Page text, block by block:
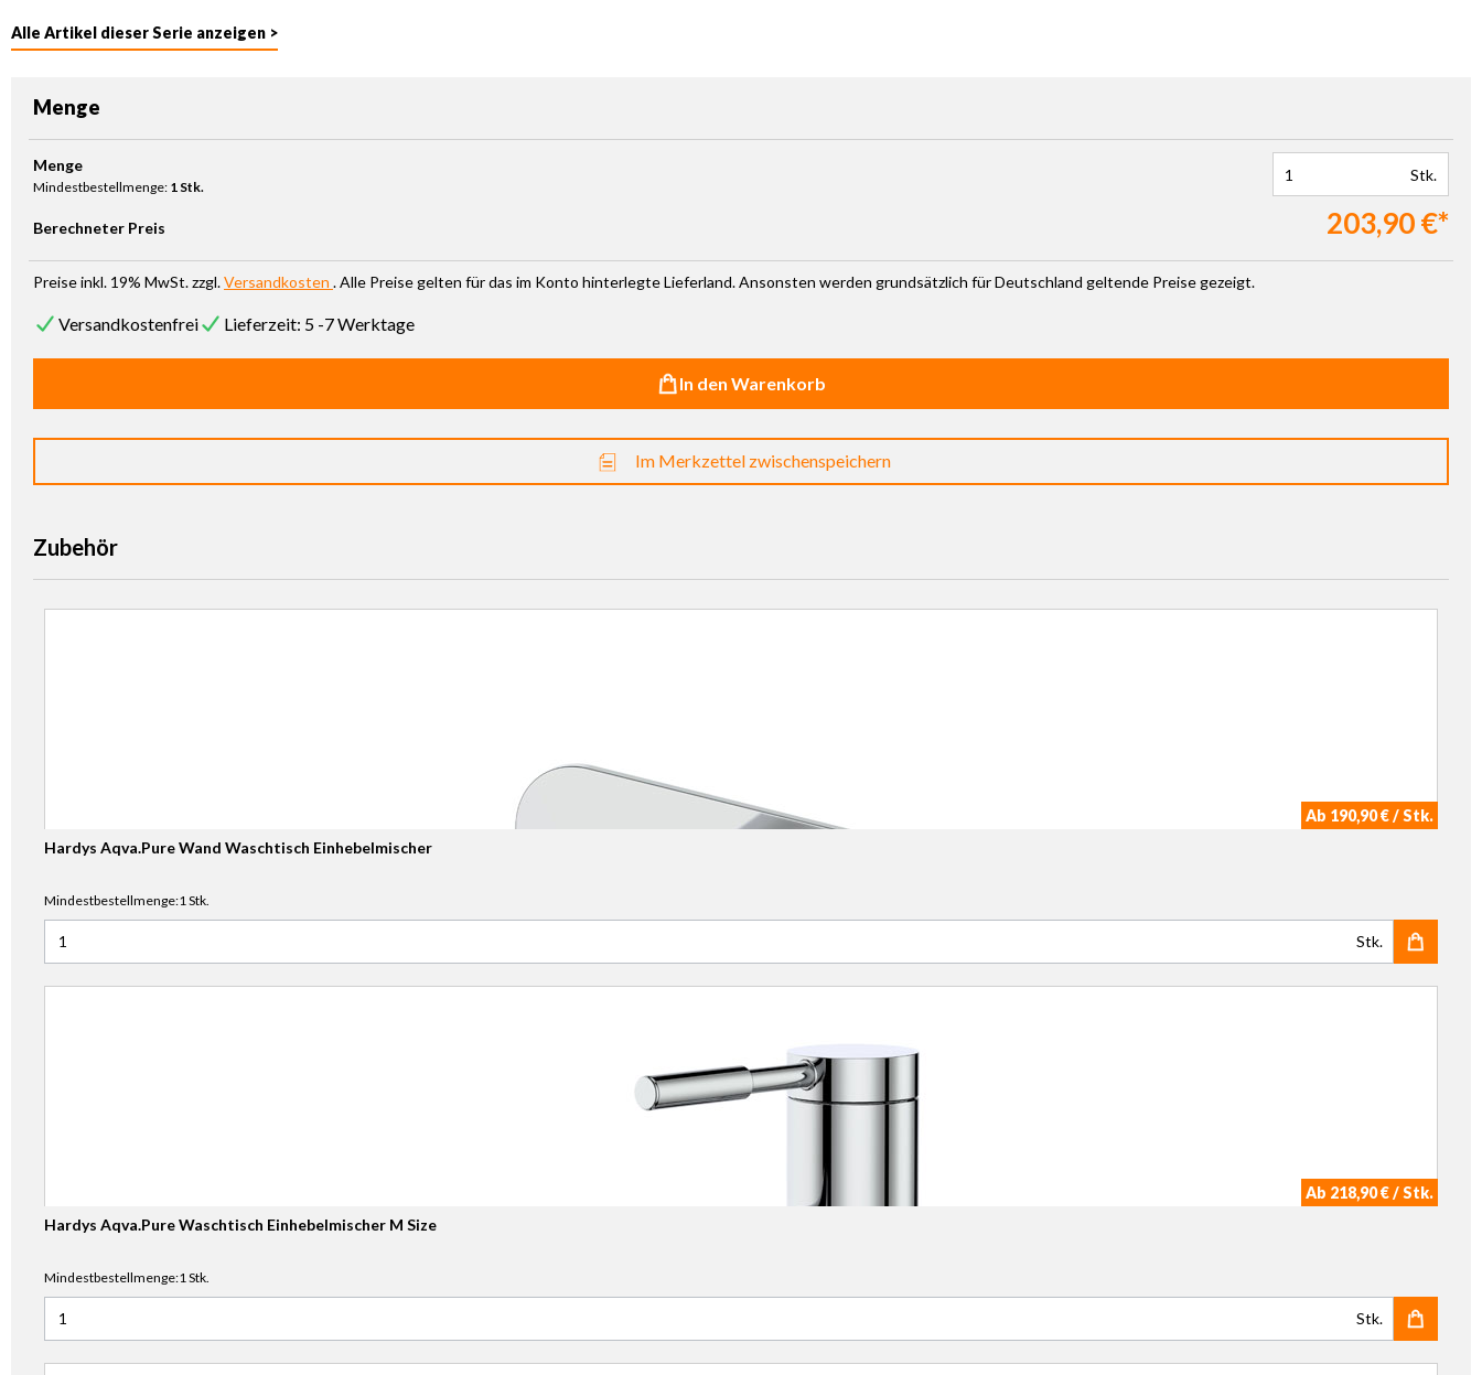
Alle Artikel dieser Serie anzeigen >
Menge
Produkt Anzahl: Gib den gewünschten Wert ein oder benutze die Schaltflächen um die Anzahl zu erhöhen oder zu reduzieren.
Menge
Mindestbestellmenge: 1 Stk.
Stk.
Berechneter Preis 203,90 €*
Preise inkl. 19% MwSt. zzgl.Versandkosten . Alle Preise gelten für das im Konto hinterlegte Lieferland. Ansonsten werden grundsätzlich für Deutschland geltende Preise gezeigt.
Versandkostenfrei Lieferzeit: 5 -7 Werktage
In den Warenkorb
Im Merkzettel zwischenspeichern
Zubehör
Ab 190,90 € / Stk.
Hardys Aqva.Pure Wand Waschtisch Einhebelmischer
Mindestbestellmenge:1 Stk.
Anzahl für Hardys Aqva.Pure Wand Waschtisch Einhebelmischer
Stk.
Ab 218,90 € / Stk.
Hardys Aqva.Pure Waschtisch Einhebelmischer M Size
Mindestbestellmenge:1 Stk.
Anzahl für Hardys Aqva.Pure Waschtisch Einhebelmischer M Size
Stk.